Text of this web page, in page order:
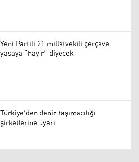
Yeni Partili 21 milletvekili çerçeve
yasaya “hayır” diyecek
Türkiye'den deniz taşımacılığı
şirketlerine uyarı